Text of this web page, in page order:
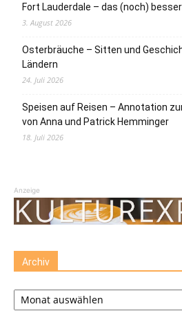
Fort Lauderdale – das (noch)
3. August 2026
Osterbräuche – Sitten und
Ländern
24. Juli 2026
Speisen auf Reisen – Annotation
von Anna und Patrick Hemminger
18. Juli 2026
Anzeige
Archiv
Archiv